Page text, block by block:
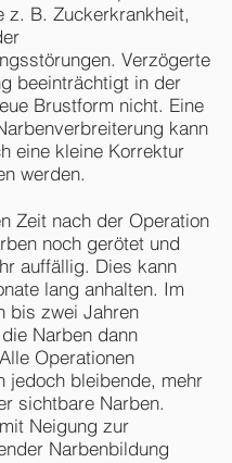
z. B. Zuckerkrankheit,
Verzögerte
beeinträchtigt in der
Brustform nicht. Eine
kann
eine kleine Korrektur
werden.
Zeit nach der Operation
noch gerötet und
auffällig. Dies kann
lang anhalten. Im
bis zwei Jahren
Narben dann
Operationen
jedoch bleibende, mehr
sichtbare Narben.
Neigung zur
Narbenbildung